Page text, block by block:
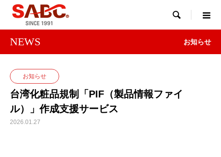

NEWS お知らせ
お知らせ
台湾化粧品規制「PIF（製品情報ファイ
ル）」作成支援サービス
2026.01.27